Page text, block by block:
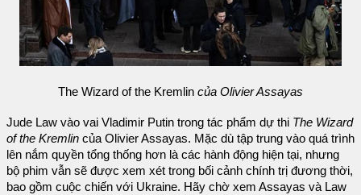
The Wizard of the Kremlin của Olivier Assayas
Jude Law vào vai Vladimir Putin trong tác phẩm dự thi The Wizard
of the Kremlin của Olivier Assayas. Mặc dù tập trung vào quá trình
lên nắm quyền tổng thống hơn là các hành động hiện tại, nhưng
bộ phim vẫn sẽ được xem xét trong bối cảnh chính trị đương thời,
bao gồm cuộc chiến với Ukraine. Hãy chờ xem Assayas và Law